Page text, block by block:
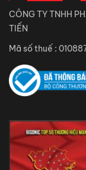
CÔNG TY TNHH
TIẾN
Mã số thuế :